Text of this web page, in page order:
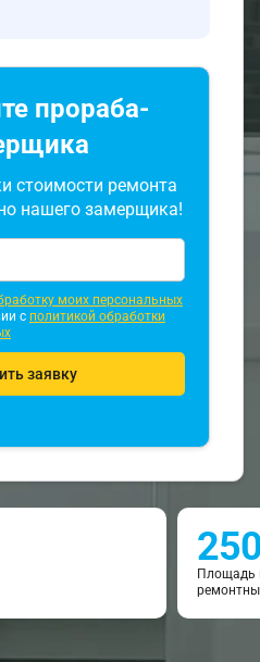
прораба-
стоимости ремонта
нашего замерщика!
моих персональных
с политикой обработки
заявку
Площадь